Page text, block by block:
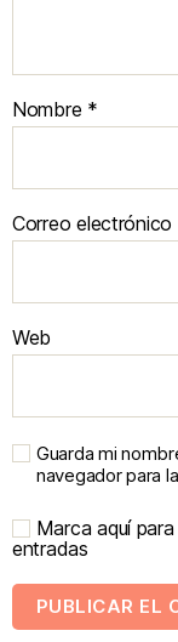
Nombre *
Correo electrónico
Web
Guarda mi
navegador para
Marca aquí
entradas